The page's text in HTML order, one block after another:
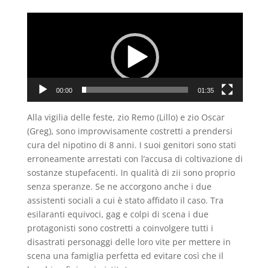
00:00 01:35
Alla vigilia delle feste, zio Remo (Lillo) e zio Oscar
(Greg), sono improvvisamente costretti a prendersi
cura del nipotino di 8 anni. I suoi genitori sono stati
erroneamente arrestati con l’accusa di coltivazione di
sostanze stupefacenti. In qualità di zii sono proprio
senza speranze. Se ne accorgono anche i due
assistenti sociali a cui è stato affidato il caso. Tra
esilaranti equivoci, gag e colpi di scena i due
protagonisti sono costretti a coinvolgere tutti i
disastrati personaggi delle loro vite per mettere in
scena una famiglia perfetta ed evitare così che il